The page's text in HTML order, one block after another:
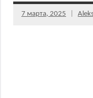
7 марта, 2025